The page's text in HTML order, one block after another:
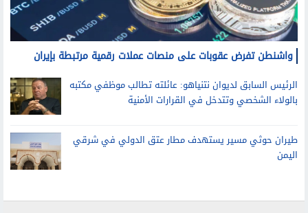
واشنطن تفرض عقوبات على منصات عملات رقمية مرتبطة بإيران
الرئيس السابق لديوان نتنياهو: عائلته تطالب موظفي مكتبه
بالولاء الشخصي وتتدخل في القرارات الأمنية
طيران حوثي مسير يستهدف مطار عتق الدولي في شرقي
اليمن